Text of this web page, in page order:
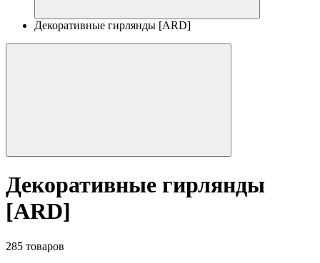
Декоративные гирлянды [ARD]
Декоративные гирлянды
[ARD]
285 товаров